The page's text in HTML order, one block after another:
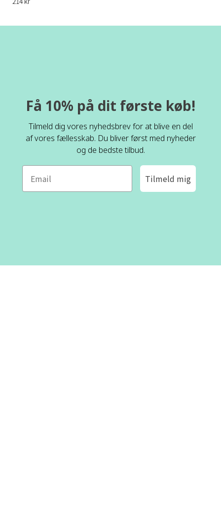
Få 10% på dit første køb!
Tilmeld dig vores nyhedsbrev for at blive en del
af vores fællesskab. Du bliver først med nyheder
og de bedste tilbud.
Tilmeld mig